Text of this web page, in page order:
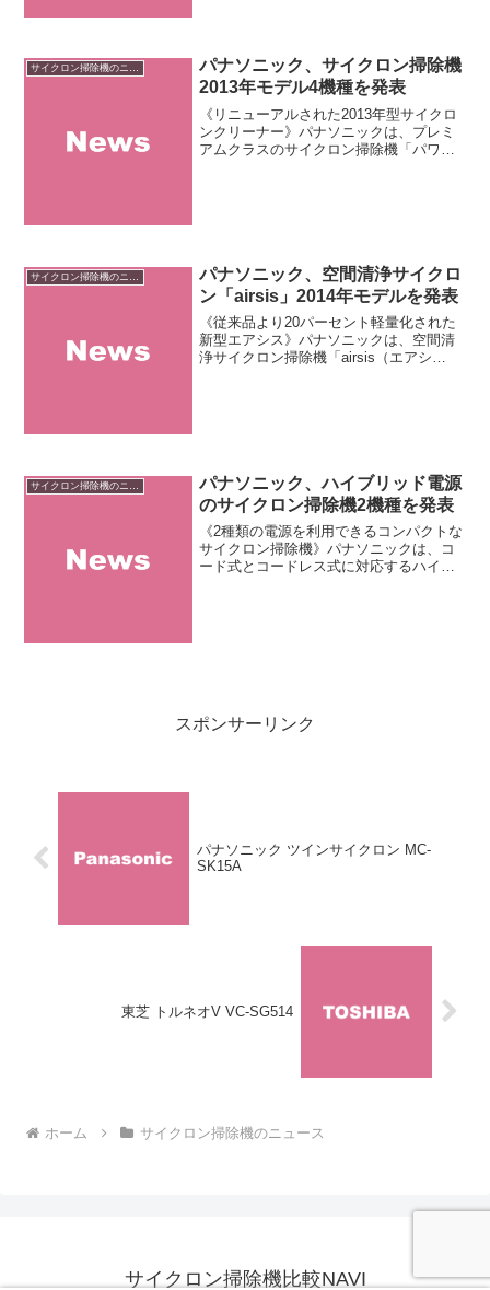
サイクロン掃除機のニュース
パナソニック、サイクロン掃除機
2013年モデル4機種を発表
《リニューアルされた2013年型サイクロ
ンクリーナー》パナソニックは、プレミ
アムクラスのサイクロン掃除機「パワー
サイクロン掃除機のニュース
パナソニック、空間清浄サイクロ
ン「airsis」2014年モデルを発表
《従来品より20パーセント軽量化された
新型エアシス》パナソニックは、空間清
浄サイクロン掃除機「airsis（エアシ
パナソニック、ハイブリッド電源
のサイクロン掃除機2機種を発表
《2種類の電源を利用できるコンパクトな
サイクロン掃除機》パナソニックは、コ
ード式とコードレス式に対応するハイブ
スポンサーリンク
パナソニック ツインサイクロン MC-
SK15A
東芝 トルネオV VC-SG514
ホーム サイクロン掃除機のニュース
サイクロン掃除機比較NAVI